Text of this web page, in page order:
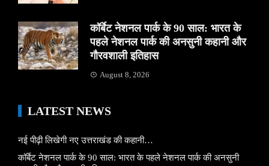
कॉर्बेट नेशनल पार्क के 90 साल: भारत के
पहले नेशनल पार्क की अनसुनी कहानी और
गौरवशाली इतिहास
August 8, 2026
LATEST NEWS
नई पीढ़ी लिखेगी नए उत्तराखंड की कहानी…
कॉर्बेट नेशनल पार्क के 90 साल: भारत के पहले नेशनल पार्क की अनसुनी